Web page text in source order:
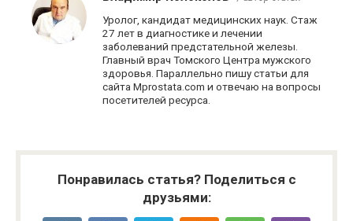
Уролог, кандидат медицинских наук. Стаж
27 лет в диагностике и лечении
заболеваний предстательной железы.
Главный врач Томского Центра мужского
здоровья. Параллельно пишу статьи для
сайта Mprostata.com и отвечаю на вопросы
посетителей ресурса.
Понравилась статья? Поделиться с
друзьями: